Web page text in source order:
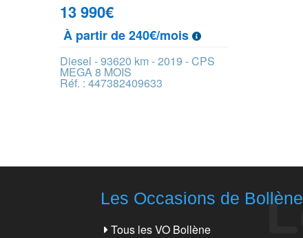
13 990€
À partir de 240€/mois
Diesel - 93620 km - 2019 - CPS
MEGA 8 MOIS
Réf. : 447382409633
Les Occasions de Bollène
Tous les VO Bollène